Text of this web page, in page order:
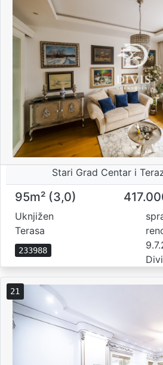
Stari Grad Centar i
95m² (3,0)
Uknjižen
Terasa
233988
21